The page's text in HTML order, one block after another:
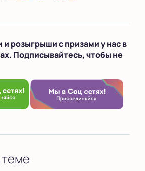
розыгрыши с призами у нас в
Подписывайтесь, чтобы не